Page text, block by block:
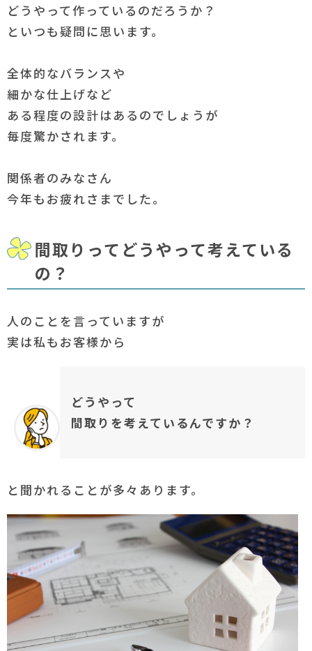
どうやって作っているのだろうか？
といつも疑問に思います。
全体的なバランスや
細かな仕上げなど
ある程度の設計はあるのでしょうが
毎度驚かされます。
関係者のみなさん
今年もお疲れさまでした。
間取りってどうやって考えている
の？
人のことを言っていますが
実は私もお客様から
どうやって
間取りを考えているんですか？
と聞かれることが多々あります。